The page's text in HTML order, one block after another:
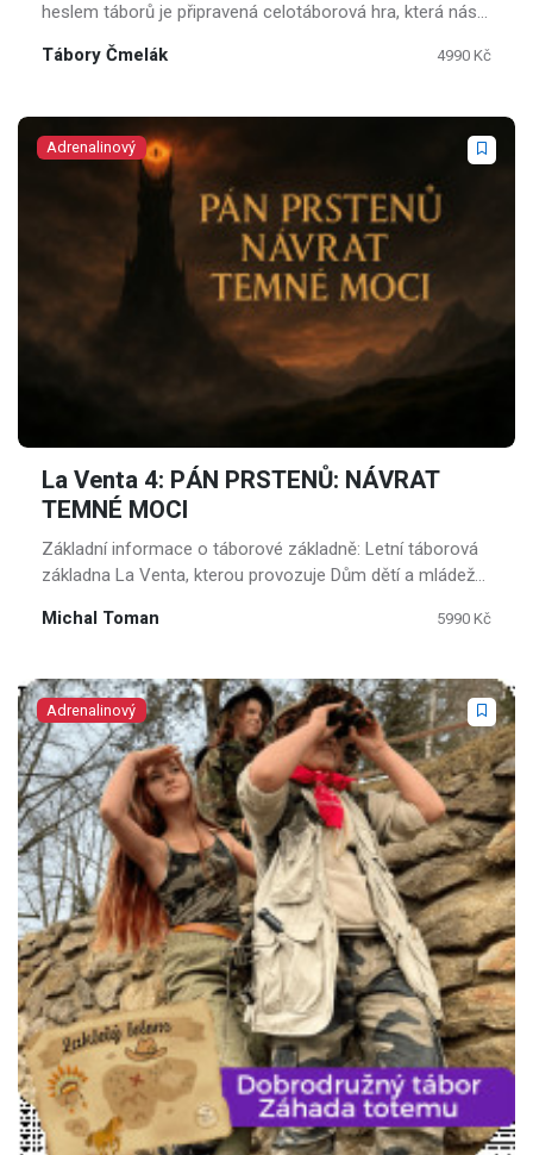
heslem táborů je připravená celotáborová hra, která nás
Tábory Čmelák 4990 Kč
Adrenalinový
La Venta 4: PÁN PRSTENŮ: NÁVRAT
TEMNÉ MOCI
Základní informace o táborové základně: Letní táborová
základna La Venta, kterou provozuje Dům dětí a mládeže
Jesenicka a Rabštejnska.
Michal Toman 5990 Kč
Adrenalinový